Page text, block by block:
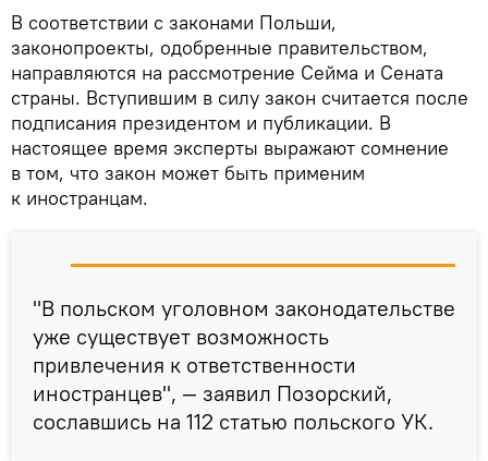
В соответствии с законами Польши,
законопроекты, одобренные правительством,
направляются на рассмотрение Сейма и Сената
страны. Вступившим в силу закон считается после
подписания президентом и публикации. В
настоящее время эксперты выражают сомнение
в том, что закон может быть применим
к иностранцам.
"В польском уголовном законодательстве
уже существует возможность
привлечения к ответственности
иностранцев", — заявил Позорский,
сославшись на 112 статью польского УК.